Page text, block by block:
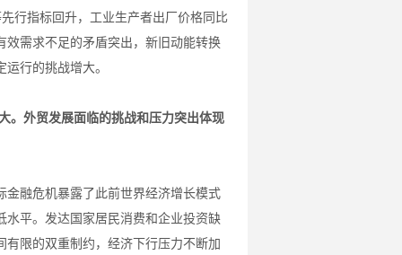
行指标回升，工业生产者出厂价格同比
需求不足的矛盾突出，新旧动能转换
行的挑战增大。
。外贸发展面临的挑战和压力突出体现
融危机暴露了此前世界经济增长模式
平。发达国家居民消费和企业投资缺
限的双重制约，经济下行压力不断加